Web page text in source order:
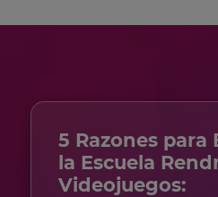
5 Razones para
la Escuela
Videojuegos: